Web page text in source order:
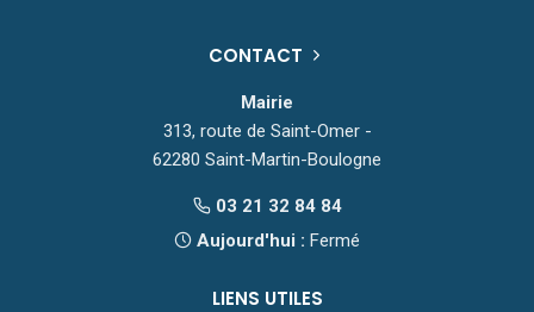
CONTACT
Mairie
313, route de Saint-Omer -
62280 Saint-Martin-Boulogne
03 21 32 84 84
Aujourd'hui : Fermé
LIENS UTILES